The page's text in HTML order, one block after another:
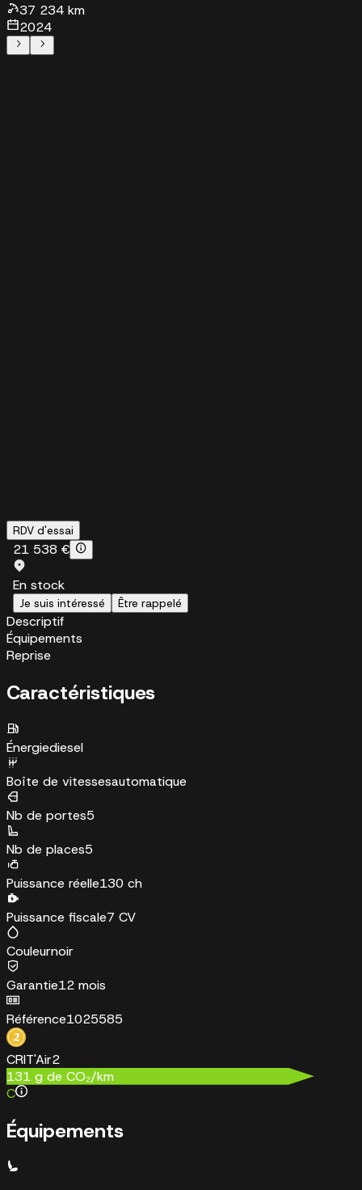
37 234 km
2024
RDV d'essai
21 538 €
En stock
Je suis intéressé Être rappelé
Descriptif
Équipements
Reprise
Caractéristiques
Énergiediesel
Boîte de vitessesautomatique
Nb de portes5
Nb de places5
Puissance réelle130 ch
Puissance fiscale7 CV
Couleurnoir
Garantie12 mois
Référence1025585
CRIT'Air2
131 g de CO₂/km
C
Équipements